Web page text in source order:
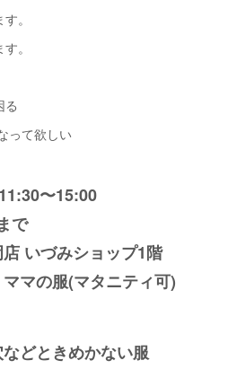
。
。
る
って欲しい
〜15:00
で
店 いづみショップ1階
ママの服(マタニティ可)
などときめかない服